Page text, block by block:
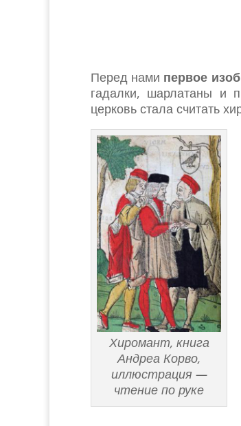
Перед нами первое
гадалки, шарлатаны и
церковь стала считать
Хиромант, книга
Андреа Корво,
иллюстрация —
чтение по руке